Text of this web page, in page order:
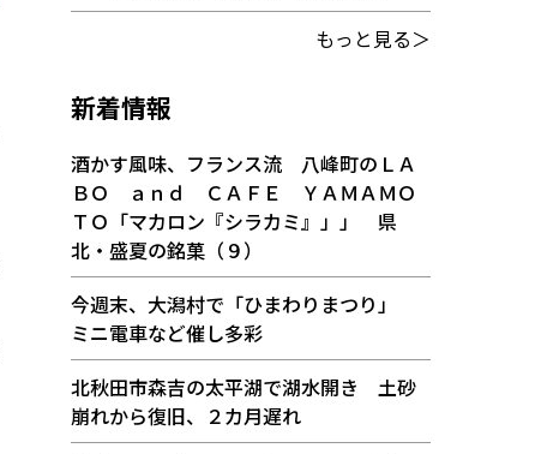
もっと見る＞
新着情報
酒かす風味、フランス流 八峰町のＬＡ
ＢＯ ａｎｄ ＣＡＦＥ ＹＡＭＡＭＯ
ＴＯ「マカロン『シラカミ』」」 県
北・盛夏の銘菓（９）
今週末、大潟村で「ひまわりまつり」
ミニ電車など催し多彩
北秋田市森吉の太平湖で湖水開き 土砂
崩れから復旧、２カ月遅れ